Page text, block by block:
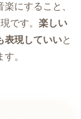
にすること、
です。 楽しい
表現していいと
。